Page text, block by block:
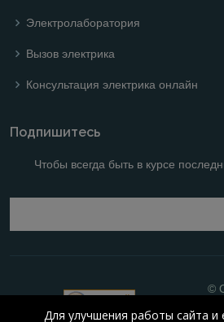
Электролаборатория
Вызов электрика
Консультация электрика онлайн
Подпишитесь
Чтобы всегда быть в курсе
©
Для улучшения работы сайта и